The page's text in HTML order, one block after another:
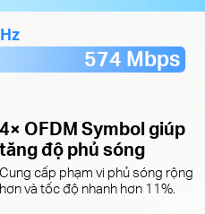
574 Mbps
4× OFDM Symbol giúp
tăng độ phủ sóng
Cung cấp phạm vi phủ sóng rộng
hơn và tốc độ nhanh hơn 11%.